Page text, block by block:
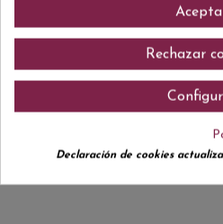
No hay reseñas de
Rechazar
Declaración de cookies